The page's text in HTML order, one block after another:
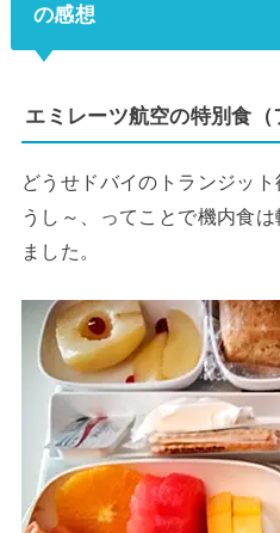
の感想
エミレーツ航空の特別食（
どうせドバイのトランジッ
うし～、ってことで機内食
ました。